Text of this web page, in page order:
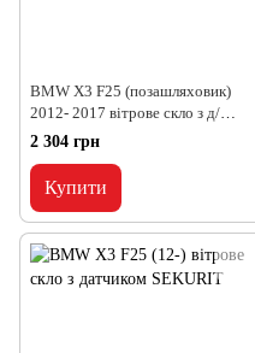
BMW X3 F25 (позашляховик)
2012- 2017 вітрове скло з д/
д,VIN,
2 304 грн
Купити